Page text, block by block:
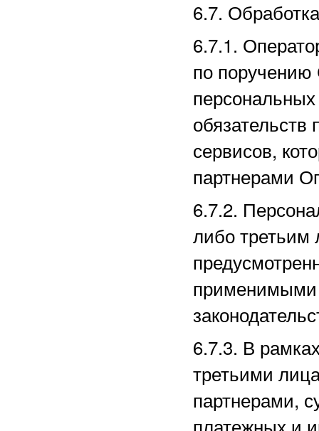
6.7.
6.7.1.
по поручению
обязательств
сервисов,
партнерами
6.7.2.
либо третьим
6.7.3. В
третьими
партнерами,
платежных и